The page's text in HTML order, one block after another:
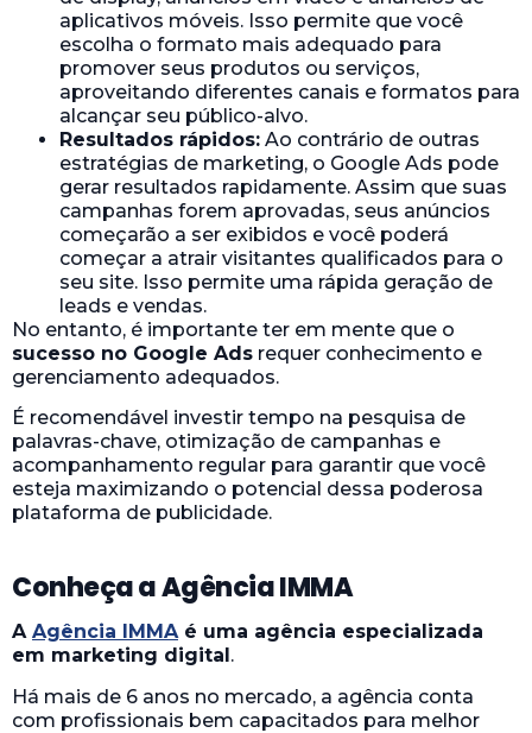
aplicativos móveis. Isso permite que você
escolha o formato mais adequado para
promover seus produtos ou serviços,
aproveitando diferentes canais e formatos para
alcançar seu público-alvo.
Resultados rápidos: Ao contrário de outras
estratégias de marketing, o Google Ads pode
gerar resultados rapidamente. Assim que suas
campanhas forem aprovadas, seus anúncios
começarão a ser exibidos e você poderá
começar a atrair visitantes qualificados para o
seu site. Isso permite uma rápida geração de
leads e vendas.
No entanto, é importante ter em mente que o
sucesso no Google Ads requer conhecimento e
gerenciamento adequados.
É recomendável investir tempo na pesquisa de
palavras-chave, otimização de campanhas e
acompanhamento regular para garantir que você
esteja maximizando o potencial dessa poderosa
plataforma de publicidade.
Conheça a Agência IMMA
A Agência IMMAé uma agência especializada
em marketing digital .
Há mais de 6 anos no mercado, a agência conta
com profissionais bem capacitados para melhor